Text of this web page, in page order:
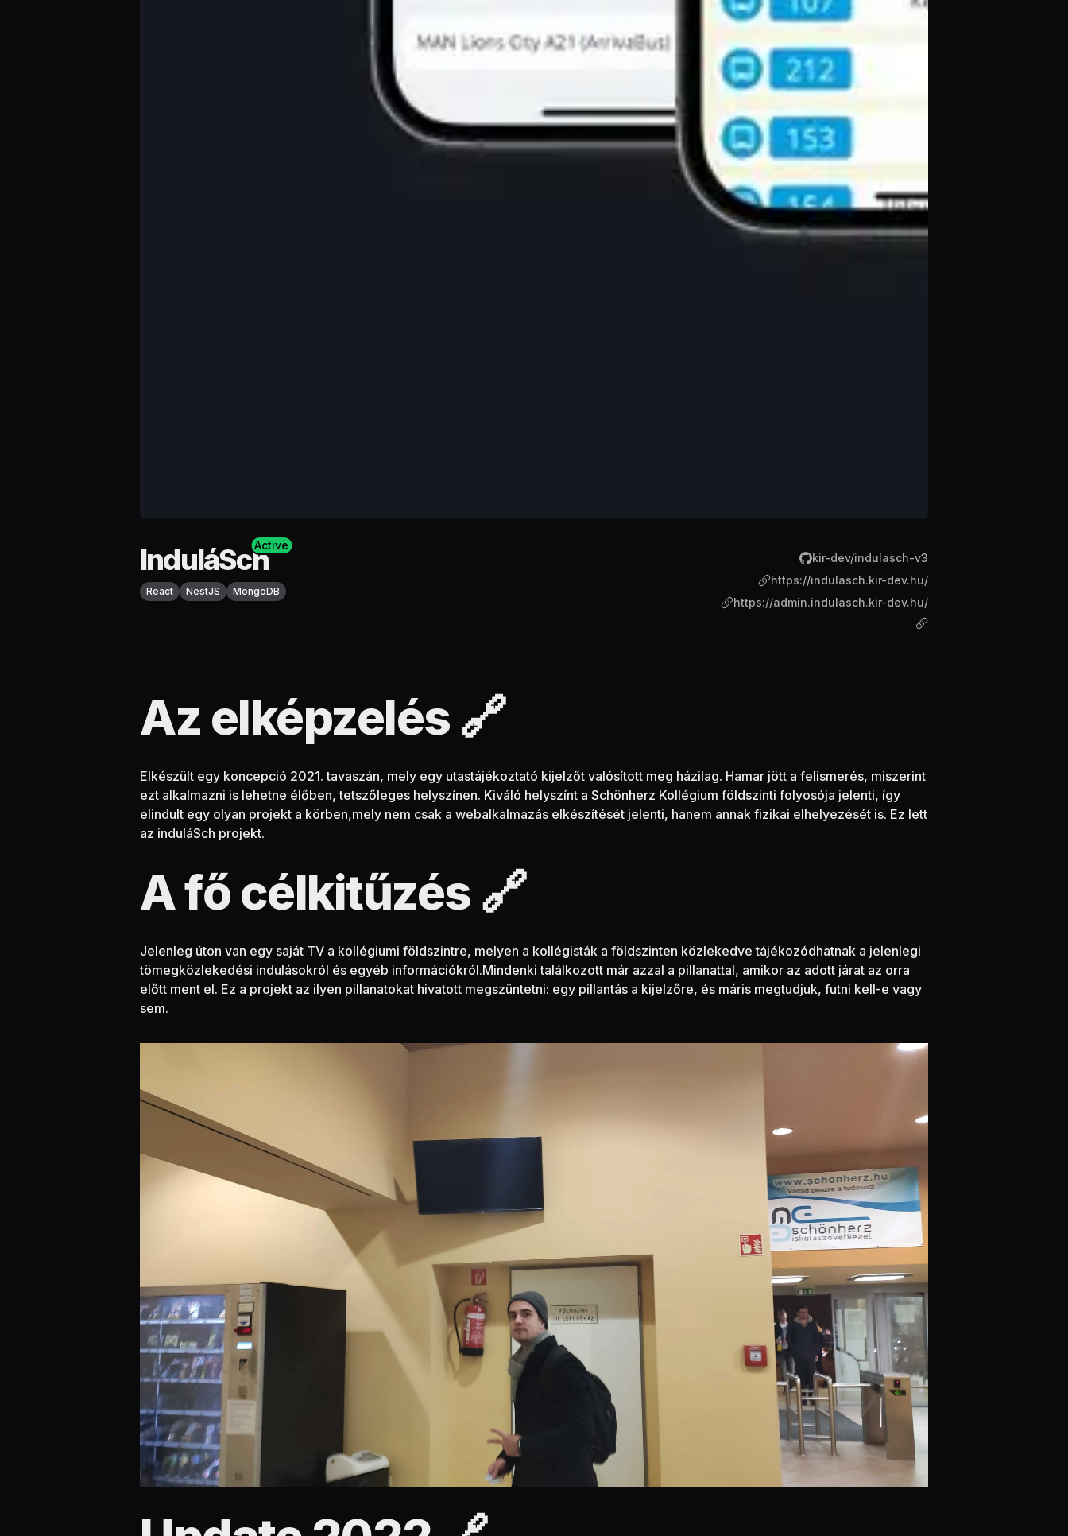
InduláSchActive
React NestJS MongoDB
kir-dev/indulasch-v3
https://indulasch.kir-dev.hu/
https://admin.indulasch.kir-dev.hu/
Az elképzelés 🔗
Elkészült egy koncepció 2021. tavaszán, mely egy utastájékoztató kijelzőt valósított meg házilag. Hamar jött a felismerés, miszerint
ezt alkalmazni is lehetne élőben, tetszőleges helyszínen. Kiváló helyszínt a Schönherz Kollégium földszinti folyosója jelenti, így
elindult egy olyan projekt a körben,mely nem csak a webalkalmazás elkészítését jelenti, hanem annak fizikai elhelyezését is. Ez lett
az induláSch projekt.
A fő célkitűzés 🔗
Jelenleg úton van egy saját TV a kollégiumi földszintre, melyen a kollégisták a földszinten közlekedve tájékozódhatnak a jelenlegi
tömegközlekedési indulásokról és egyéb információkról.Mindenki találkozott már azzal a pillanattal, amikor az adott járat az orra
előtt ment el. Ez a projekt az ilyen pillanatokat hivatott megszüntetni: egy pillantás a kijelzőre, és máris megtudjuk, futni kell-e vagy
sem.